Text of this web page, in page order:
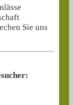
Sie uns